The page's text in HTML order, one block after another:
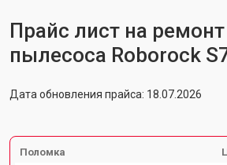
Прайс лист на
пылесоса Roborock
Дата обновления прайса: 18.07.2026
Поломка